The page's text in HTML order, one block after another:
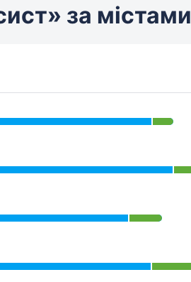
за містами